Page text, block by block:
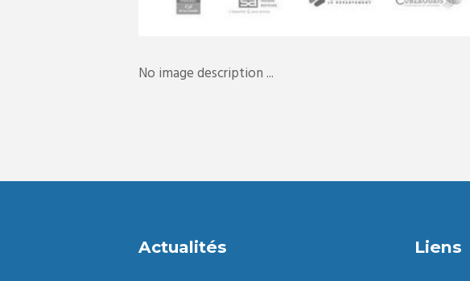
No image description ...
Actualités Liens